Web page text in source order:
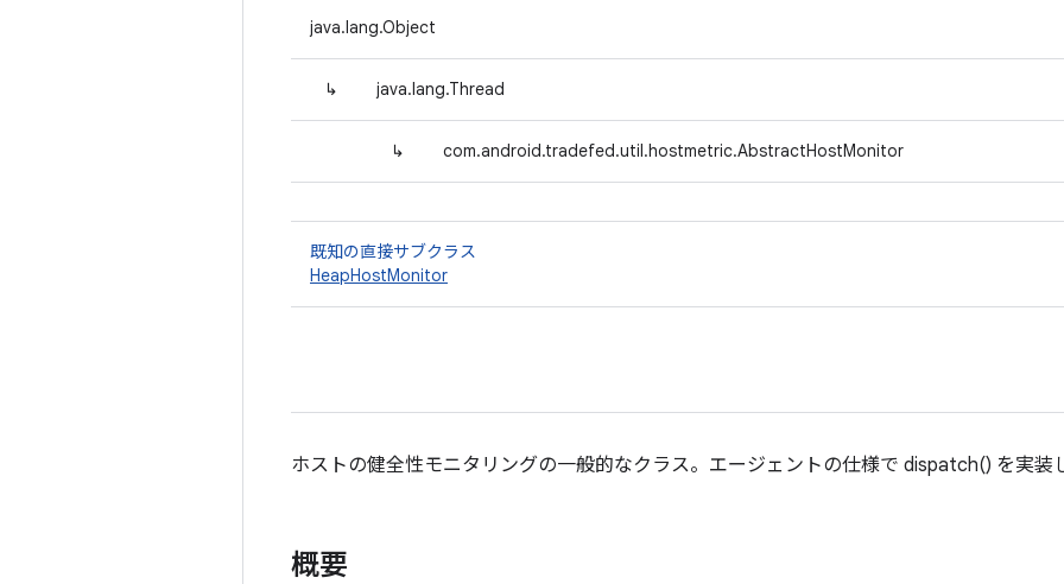
java.lang.Object
↳ java.lang.Thread
↳ com.android.tradefed.util.hostmetric.AbstractHostMonitor
既知の直接サブクラス
HeapHostMonitor
ホストの健全性モニタリングの一般的なクラス。エージェントの仕様で dispatch() を実装
概要